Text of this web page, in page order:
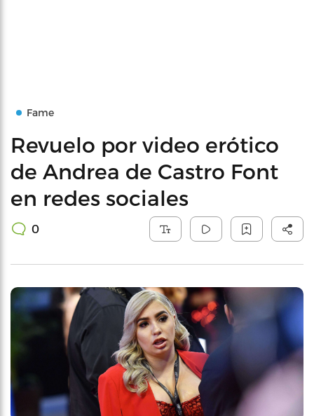
Fame
Revuelo por video erótico
de Andrea de Castro Font
en redes sociales
0